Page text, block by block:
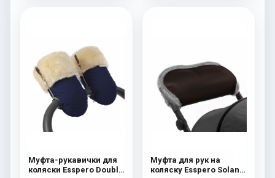
Муфта-рукавички для
коляски Esspero Double
Муфта для рук на
коляску Esspero Solana